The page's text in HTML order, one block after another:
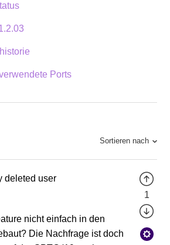
Ports
Sortieren nach
deleted user
nicht einfach in den
Die Nachfrage ist doch
1